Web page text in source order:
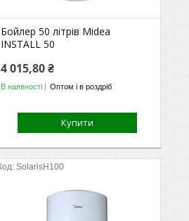
Бойлер 50 літрів Midea
INSTALL 50
4 015,80 ₴
В наявності Оптом і в роздріб
Купити
SolarisH100